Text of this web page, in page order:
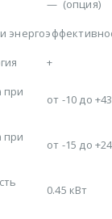
— (опция)
+
при
от -10 до
при
от -15 до
0.45 кВт